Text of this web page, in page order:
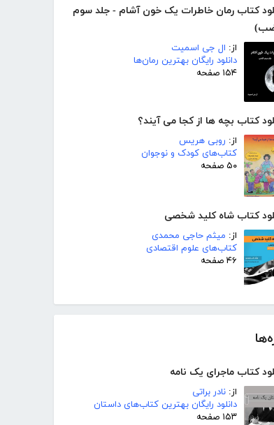
کتاب رمان خاطرات یک خون آشام - جلد سوم
از: ال جی اسمیت
دانلود رایگان بهترین رمان‌ها
۱۵۴ صفحه
کتاب بچه ها از کجا می آیند؟
از: روبی هریس
کتاب‌های کودک و نوجوان
۵۰ صفحه
کتاب شاه کلید شخصی
از: میثم حاجی محمدی
کتاب‌های علوم اقتصادی
۴۶ صفحه
کتاب ماجرای یک نامه
از: نادر براتی
دانلود رایگان بهترین کتاب‌های داستان
۱۵۳ صفحه